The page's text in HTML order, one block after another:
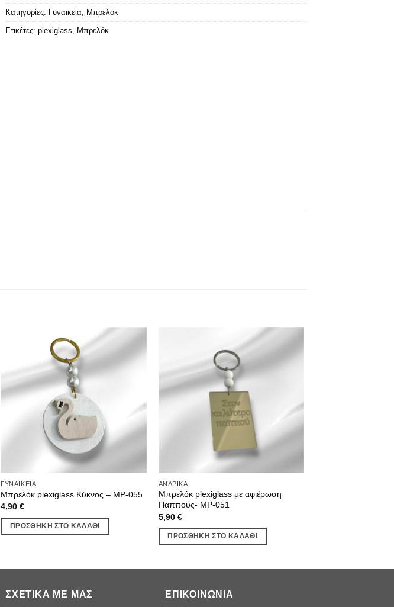
Κατηγορίες: Γυναικεία Μπρελόκ
Ετικέτες: plexiglass Μπρελόκ
ΓΥΝΑΙΚΕΊΑ
Μπρελόκ plexiglass Κύκνος – MP-055
4,90€
ΠΡΟΣΘΉΚΗ ΣΤΟ ΚΑΛΆΘΙ
ΑΝΔΡΙΚΆ
Μπρελόκ plexiglass με αφιέρωση
Παππούς- MP-051
5,90 €
ΠΡΟΣΘΉΚΗ ΣΤΟ ΚΑΛΆΘΙ
ΣΧΕΤΙΚΆ ΜΕ ΜΑΣ ΕΠΙΚΟΙΝΩΝΊΑ